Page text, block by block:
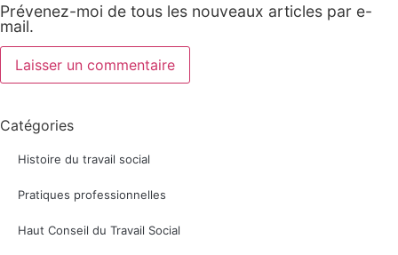
Prévenez-moi de tous les nouveaux articles par e-
mail.
Catégories
Histoire du travail social
Pratiques professionnelles
Haut Conseil du Travail Social